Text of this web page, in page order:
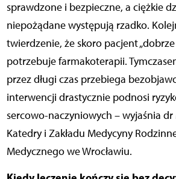
sprawdzone i bezpieczne, a ciężkie
niepożądane występują rzadko.
twierdzenie, że skoro pacjent „dobrze
potrzebuje farmakoterapii.
przez długi czas przebiega
interwencji drastycznie podnosi
sercowo-naczyniowych – wyjaśnia dr
Katedry i Zakładu Medycyny
Medycznego we Wrocławiu.